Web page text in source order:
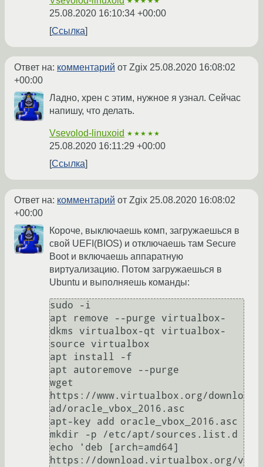
25.08.2020 16:10:34 +00:00
Ссылка
Ответ на: комментарий от Zgix 25.08.2020 16:08:02
+00:00
Ладно, хрен с этим, нужное я узнал. Сейчас
напишу, что делать.
Vsevolod-linuxoid ★★★★★
25.08.2020 16:11:29 +00:00
Ссылка
Ответ на: комментарий от Zgix 25.08.2020 16:08:02
+00:00
Короче, выключаешь комп, загружаешься в
свой UEFI(BIOS) и отключаешь там Secure
Boot и включаешь аппаратную
виртуализацию. Потом загружаешься в
Ubuntu и выполняешь команды:
sudo -i
apt remove --purge virtualbox-
dkms virtualbox-qt virtualbox-
source virtualbox
apt install -f
apt autoremove --purge
wget
https://www.virtualbox.org/downlo
ad/oracle_vbox_2016.asc
apt-key add oracle_vbox_2016.asc
mkdir -p /etc/apt/sources.list.d
echo 'deb [arch=amd64]
https://download.virtualbox.org/v